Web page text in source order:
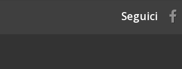
Seguici